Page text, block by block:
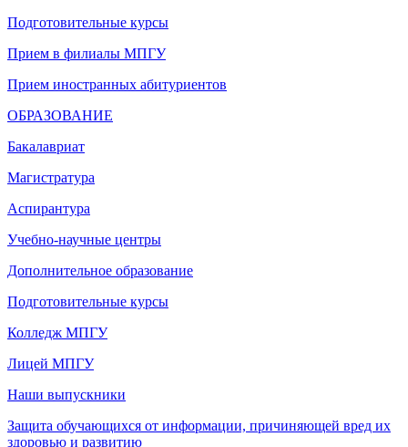
Подготовительные курсы
Прием в филиалы МПГУ
Прием иностранных абитуриентов
ОБРАЗОВАНИЕ
Бакалавриат
Магистратура
Аспирантура
Учебно-научные центры
Дополнительное образование
Подготовительные курсы
Колледж МПГУ
Лицей МПГУ
Наши выпускники
Защита обучающихся от информации, причиняющей вред их
здоровью и развитию